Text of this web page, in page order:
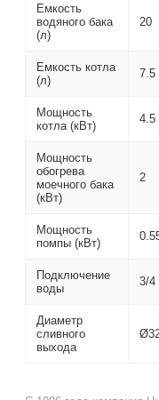
Емкость
водяного бака
(л)
20
Емкость котла
(л)
7.5
Мощность
котла (кВт)
4.5
Мощность
обогрева
моечного бака
(кВт)
2
Мощность
помпы (кВт)
Подключение
воды
3/4
Диаметр
сливного
выхода